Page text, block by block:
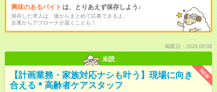
興味のあるバイト は、とりあえず保存しよう♪
保存した求人は、後からまとめて応募できるよ。
企業からアプローチが届くことも！
掲載日：2026.08.06
未読
NEW
【計画業務・家族対応ナシも叶う】現場に向き
合える＊高齢者ケアスタッフ